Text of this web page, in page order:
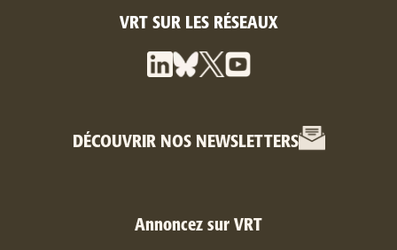
VRT SUR LES RÉSEAUX
DÉCOUVRIR NOS NEWSLETTERS
Annoncez sur VRT